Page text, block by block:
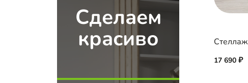
Сделаем
красиво
17 690